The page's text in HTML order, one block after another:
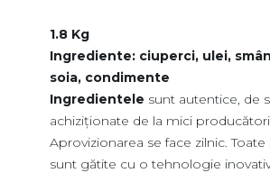
1.8 Kg
Ingrediente: ciuperci, ulei,
soia, condimente
Ingredientele sunt autentice, de
achiziționate de la mici
Aprovizionarea se face zilnic.
sunt gătite cu o tehnologie